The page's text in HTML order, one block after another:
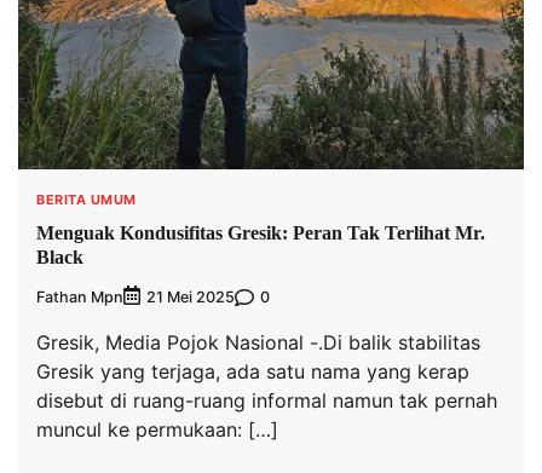
BERITA UMUM
Menguak Kondusifitas Gresik: Peran Tak Terlihat Mr.
Black
Fathan Mpn 21 Mei 2025 0
Gresik, Media Pojok Nasional -.Di balik stabilitas
Gresik yang terjaga, ada satu nama yang kerap
disebut di ruang-ruang informal namun tak pernah
muncul ke permukaan: […]